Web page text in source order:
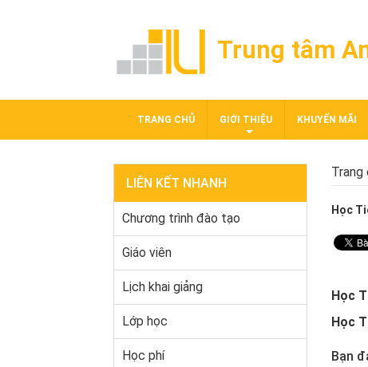
Trung tâm
TRANG CHỦ GIỚI THIỆU KHUYẾN MÃI
LIÊN KẾT NHANH
Chương trình đào tạo
Giáo viên
Lịch khai giảng
Lớp học
Học phí
Trang
Học
Học
Học
Bạn